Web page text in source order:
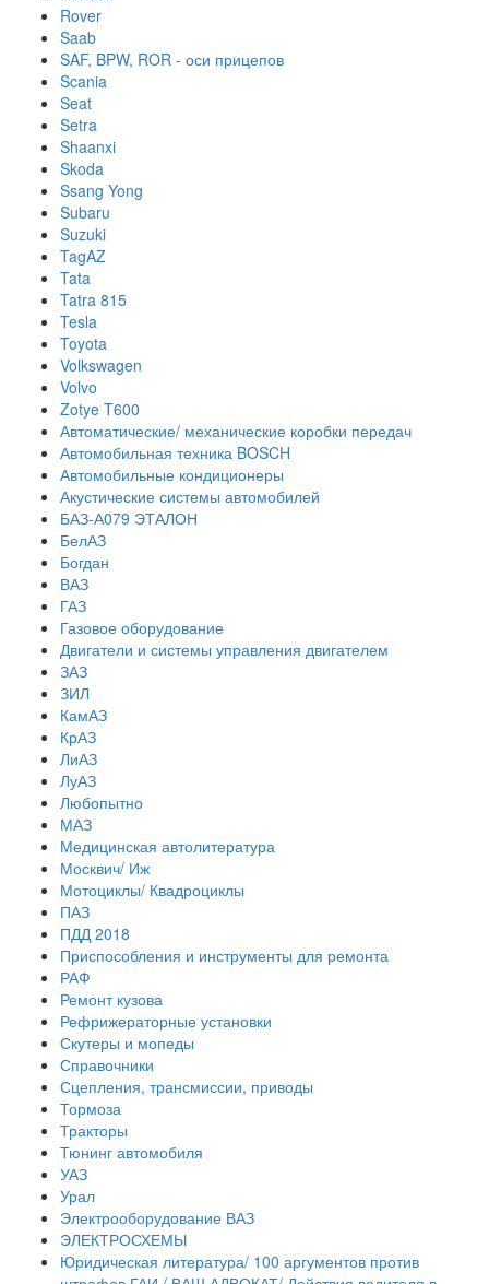
Rover
Saab
SAF, BPW, ROR - оси прицепов
Scania
Seat
Setra
Shaanxi
Skoda
Ssang Yong
Subaru
Suzuki
TagAZ
Tata
Tatra 815
Tesla
Toyota
Volkswagen
Volvo
Zotye T600
Автоматические/ механические коробки передач
Автомобильная техника BOSCH
Автомобильные кондиционеры
Акустические системы автомобилей
БАЗ-А079 ЭТАЛОН
БелАЗ
Богдан
ВАЗ
ГАЗ
Газовое оборудование
Двигатели и системы управления двигателем
ЗАЗ
ЗИЛ
КамАЗ
КрАЗ
ЛиАЗ
ЛуАЗ
Любопытно
МАЗ
Медицинская автолитература
Москвич/ Иж
Мотоциклы/ Квадроциклы
ПАЗ
ПДД 2018
Приспособления и инструменты для ремонта
РАФ
Ремонт кузова
Рефрижераторные установки
Скутеры и мопеды
Справочники
Сцепления, трансмиссии, приводы
Тормоза
Тракторы
Тюнинг автомобиля
УАЗ
Урал
Электрооборудование ВАЗ
ЭЛЕКТРОСХЕМЫ
Юридическая литература/ 100 аргументов против